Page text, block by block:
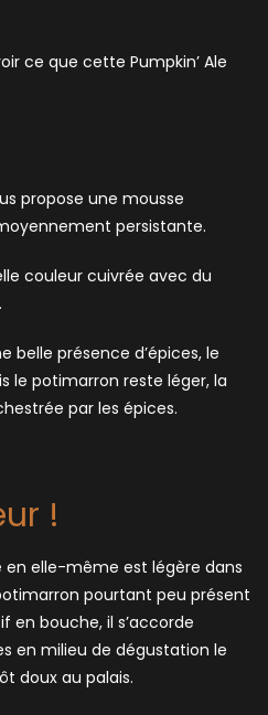
ce que cette Pumpkin’ Ale
propose une mousse
persistante.
couleur cuivrée avec du
belle présence d’épices, le
le potimarron reste léger, la
par les épices.
!
en elle-même est légère dans
pourtant peu présent
en bouche, il s’accorde
en milieu de dégustation le
doux au palais.